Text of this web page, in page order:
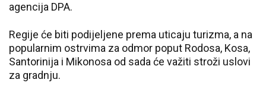
agencija DPA.
Regije će biti podijeljene prema uticaju turizma, a na
popularnim ostrvima za odmor poput Rodosa, Kosa,
Santorinija i Mikonosa od sada će važiti stroži uslovi
za gradnju.